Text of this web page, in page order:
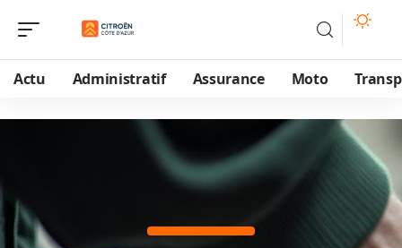
Actu Administratif Assurance Moto